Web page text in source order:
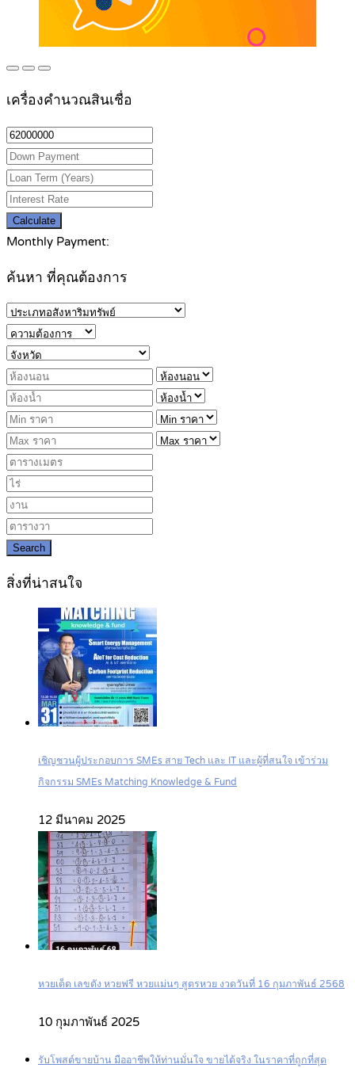
เครื่องคำนวณสินเชื่อ
Calculate
Monthly Payment:
ค้นหา ที่คุณต้องการ
Search
สิ่งที่น่าสนใจ
เชิญชวนผู้ประกอบการ SMEs สาย Tech และ IT และผู้ที่สนใจ เข้าร่วม
กิจกรรม SMEs Matching Knowledge & Fund
12 มีนาคม 2025
หวยเด็ด เลขดัง หวยฟรี หวยแม่นๆ สูตรหวย งวดวันที่ 16 กุมภาพันธ์ 2568
10 กุมภาพันธ์ 2025
รับโพสต์ขายบ้าน มืออาชีพให้ท่านมั่นใจ ขายได้จริง ในราคาที่ถูกที่สุด